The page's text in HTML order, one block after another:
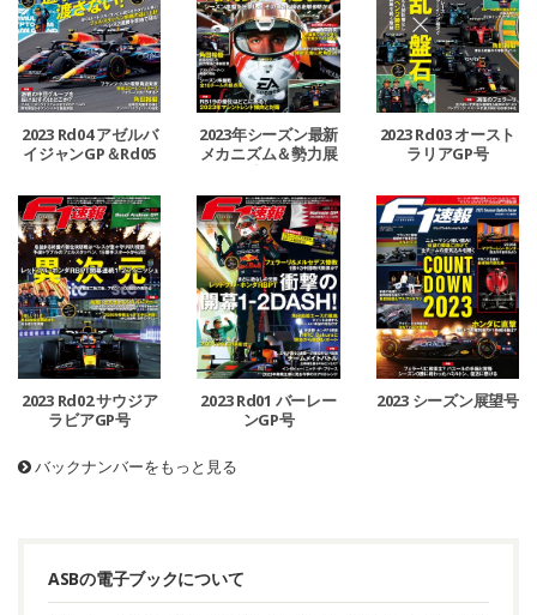
2023 Rd04 アゼルバ
イジャンGP＆Rd05
2023年シーズン最新
メカニズム＆勢力展
望号
2023 Rd03 オースト
ラリアGP号
2023 Rd02 サウジア
ラビアGP号
2023 Rd01 バーレー
ンGP号
2023 シーズン展望号
バックナンバーをもっと見る
ASBの電子ブックについて